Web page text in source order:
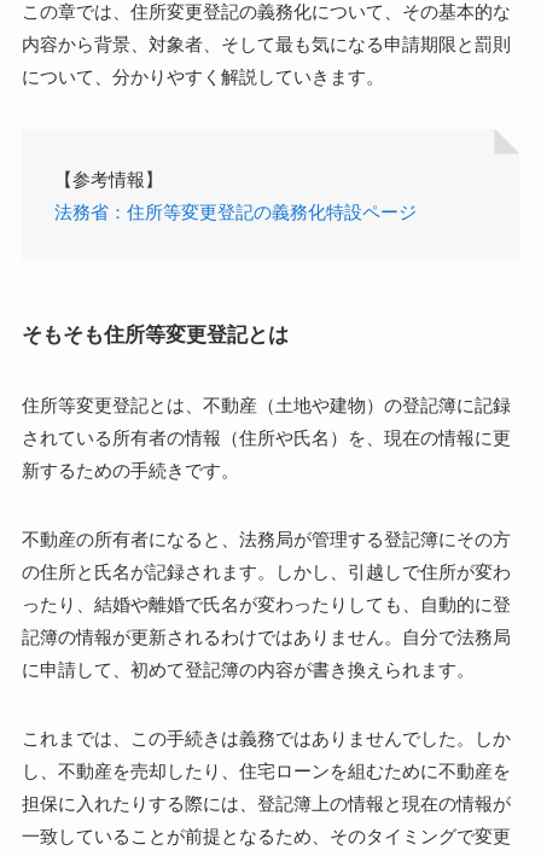
この章では、住所変更登記の義務化について、その基本的な
内容から背景、対象者、そして最も気になる申請期限と罰則
について、分かりやすく解説していきます。
【参考情報】
法務省：住所等変更登記の義務化特設ページ
そもそも住所等変更登記とは
住所等変更登記とは、不動産（土地や建物）の登記簿に記録
されている所有者の情報（住所や氏名）を、現在の情報に更
新するための手続きです。
不動産の所有者になると、法務局が管理する登記簿にその方
の住所と氏名が記録されます。しかし、引越しで住所が変わ
ったり、結婚や離婚で氏名が変わったりしても、自動的に登
記簿の情報が更新されるわけではありません。自分で法務局
に申請して、初めて登記簿の内容が書き換えられます。
これまでは、この手続きは義務ではありませんでした。しか
し、不動産を売却したり、住宅ローンを組むために不動産を
担保に入れたりする際には、登記簿上の情報と現在の情報が
一致していることが前提となるため、そのタイミングで変更